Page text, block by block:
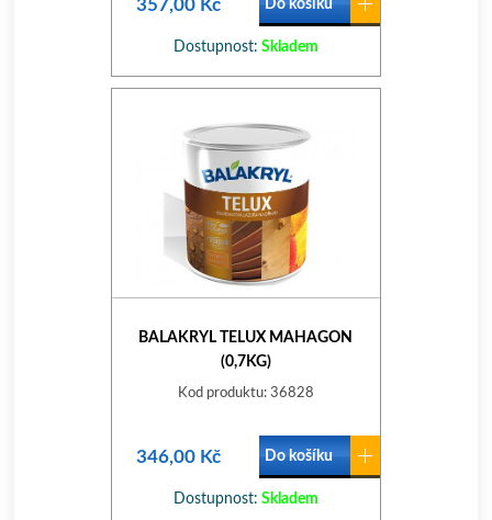
357,00 Kč Do košíku
Dostupnost: Skladem
BALAKRYL TELUX MAHAGON
(0,7KG)
Kod produktu: 36828
346,00 Kč Do košíku
Dostupnost: Skladem